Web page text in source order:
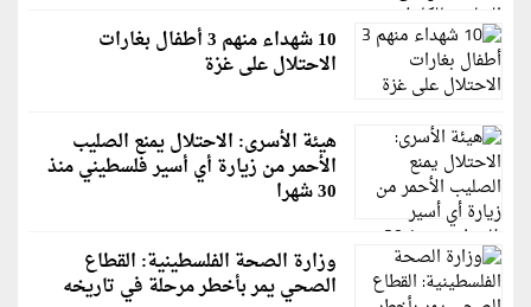
10 شهداء منهم 3 أطفال بغارات
الاحتلال على غزة
هيئة الأسرى: الاحتلال يمنع الصليب
الأحمر من زيارة أي أسير فلسطيني منذ
30 شهرا
وزارة الصحة الفلسطينية: القطاع
الصحي يمر بأخطر مرحلة في تاريخه